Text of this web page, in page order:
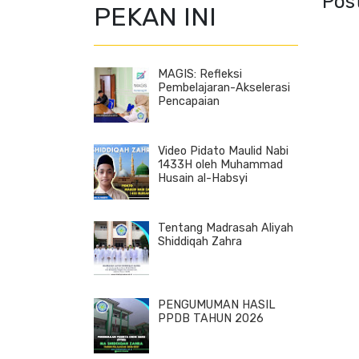
PEKAN INI
MAGIS: Refleksi
Pembelajaran-Akselerasi
Pencapaian
Video Pidato Maulid Nabi
1433H oleh Muhammad
Husain al-Habsyi
Tentang Madrasah Aliyah
Shiddiqah Zahra
PENGUMUMAN HASIL
PPDB TAHUN 2026